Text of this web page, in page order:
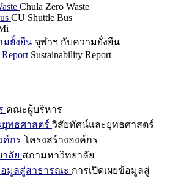
Chula Zero Waste
CU Shuttle Bus
มยั่งยืน จุฬาฯ กับความยั่งยืน
Sustainability Report
คณะผู้บริหาร
ทธศาสตร์ วิสัยทัศน์และยุทธศาสตร์
ค์กร โครงสร้างองค์กร
ลัย สภามหาวิทยาลัย
อมูลสู่สาธารณะ การเปิดเผยข้อมูลสู่